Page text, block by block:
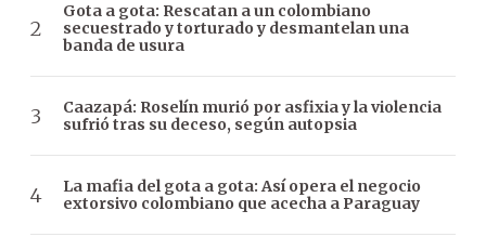
Gota a gota: Rescatan a un colombiano
secuestrado y torturado y desmantelan una
banda de usura
Caazapá: Roselín murió por asfixia y la violencia
sufrió tras su deceso, según autopsia
La mafia del gota a gota: Así opera el negocio
extorsivo colombiano que acecha a Paraguay